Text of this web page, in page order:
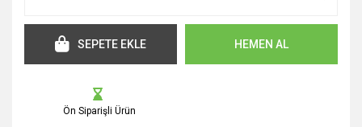
SEPETE EKLE HEMEN AL
Ön Siparişli Ürün